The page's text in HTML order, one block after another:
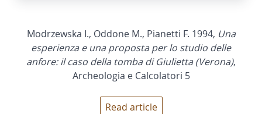
Modrzewska I., Oddone M., Pianetti F. 1994, Una
esperienza e una proposta per lo studio delle
anfore: il caso della tomba di Giulietta (Verona),
Archeologia e Calcolatori 5
Read article